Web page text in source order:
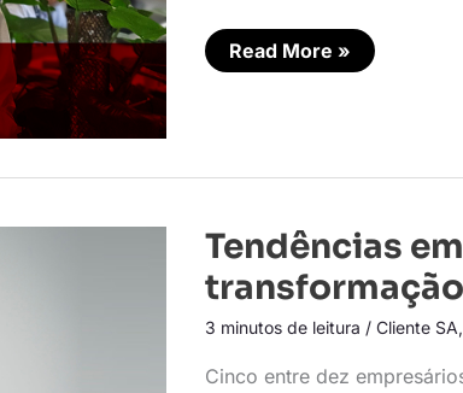
Read More »
Tendências em
3 minutos de leitura / Cliente SA,
Cinco entre dez
Tendências
em
transformação
digital